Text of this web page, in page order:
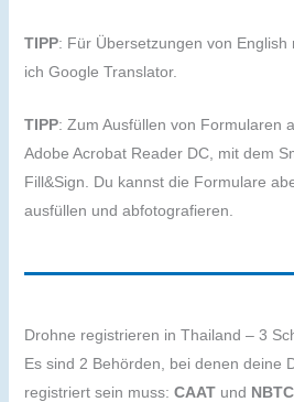
TIPP: Für Übersetzungen von English
ich Google Translator.
TIPP: Zum Ausfüllen von Formularen
Adobe Acrobat Reader DC, mit dem
Fill&Sign. Du kannst die Formulare
ausfüllen und abfotografieren.
Drohne registrieren in Thailand – 3
Es sind 2 Behörden, bei denen deine
registriert sein muss: CAAT und NBTC.